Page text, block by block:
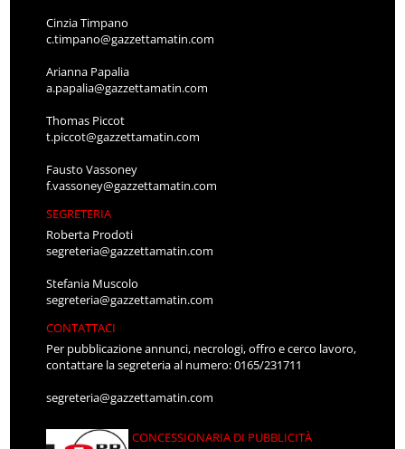
Cinzia Timpano
c.timpano@gazzettamatin.com
Arianna Papalia
a.papalia@gazzettamatin.com
Thomas Piccot
t.piccot@gazzettamatin.com
Fausto Vassoney
f.vassoney@gazzettamatin.com
SEGRETERIA
Roberta Prodoti
segreteria@gazzettamatin.com
Stefania Muscolo
segreteria@gazzettamatin.com
CONTATTACI
Per pubblicazione annunci, necrologi, offro e cerco lavoro,
contattare la segreteria al numero: 0165/231711
segreteria@gazzettamatin.com
CONCESSIONARIA DI PUBBLICITÀ